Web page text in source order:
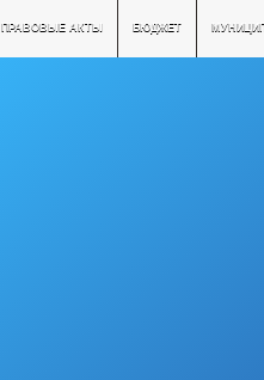
ПРАВОВЫЕ АКТЫ БЮДЖЕТ